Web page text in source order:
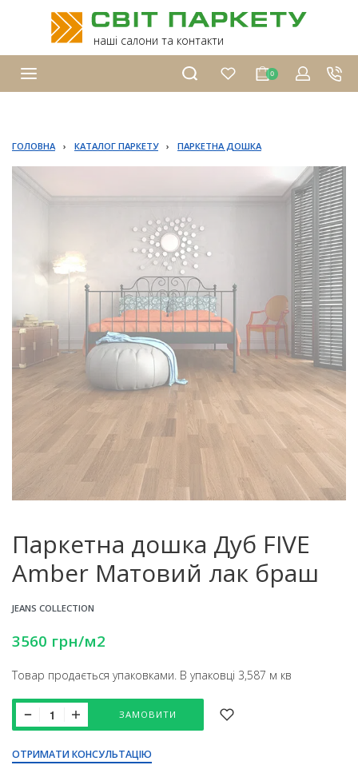
наші салони та контакти
0
ГОЛОВНА › КАТАЛОГ ПАРКЕТУ › ПАРКЕТНА ДОШКА
Паркетна дошка Дуб FIVE
Amber Матовий лак браш
JEANS COLLECTION
3560 грн/м2
Товар продається упаковками. В упаковці 3,587 м кв
ЗАМОВИТИ
ОТРИМАТИ КОНСУЛЬТАЦІЮ